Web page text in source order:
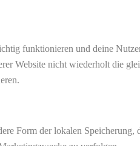
funktionieren und deine
Website nicht wiederholt die
Form der lokalen